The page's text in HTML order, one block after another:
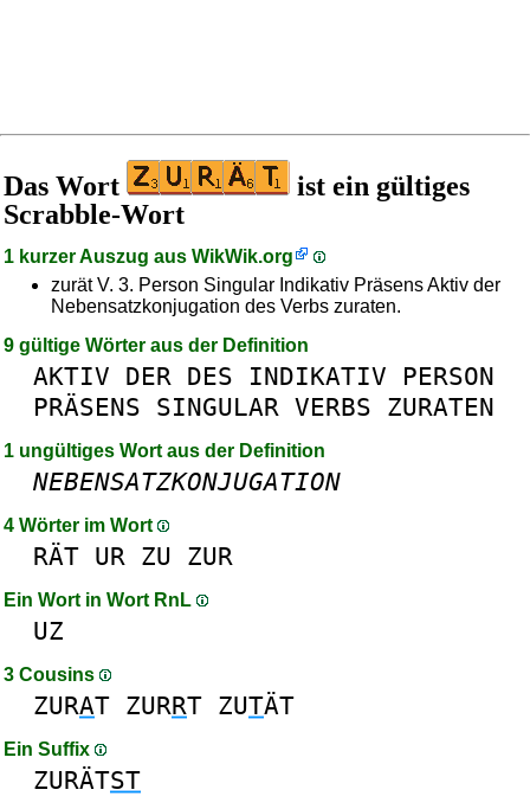
Das Wort
ist ein gültiges
Scrabble-Wort
1 kurzer Auszug aus WikWik.org
zurät V. 3. Person Singular Indikativ Präsens Aktiv der
Nebensatzkonjugation des Verbs zuraten.
9 gültige Wörter aus der Definition
AKTIV DER DES INDIKATIV
PERSON
PRÄSENS SINGULAR VERBS ZURATEN
1 ungültiges Wort aus der Definition
NEBENSATZKONJUGATION
4 Wörter im Wort
RÄT UR ZU ZUR
Ein Wort in Wort RnL
UZ
3 Cousins
ZURAT ZURRT ZUTÄT
Ein Suffix
ZURÄTST